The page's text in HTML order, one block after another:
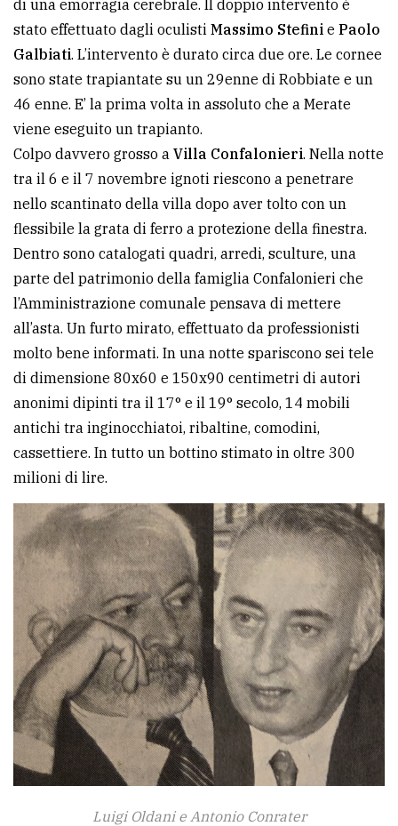
di una emorragia cerebrale. Il doppio intervento è
stato effettuato dagli oculisti Massimo Stefini e Paolo
Galbiati. L’intervento è durato circa due ore. Le cornee
sono state trapiantate su un 29enne di Robbiate e un
46 enne. E’ la prima volta in assoluto che a Merate
viene eseguito un trapianto.
Colpo davvero grosso a Villa Confalonieri. Nella notte
tra il 6 e il 7 novembre ignoti riescono a penetrare
nello scantinato della villa dopo aver tolto con un
flessibile la grata di ferro a protezione della finestra.
Dentro sono catalogati quadri, arredi, sculture, una
parte del patrimonio della famiglia Confalonieri che
l’Amministrazione comunale pensava di mettere
all’asta. Un furto mirato, effettuato da professionisti
molto bene informati. In una notte spariscono sei tele
di dimensione 80x60 e 150x90 centimetri di autori
anonimi dipinti tra il 17° e il 19° secolo, 14 mobili
antichi tra inginocchiatoi, ribaltine, comodini,
cassettiere. In tutto un bottino stimato in oltre 300
milioni di lire.
Luigi Oldani e Antonio Conrater